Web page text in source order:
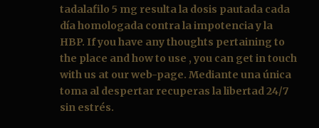
tadalafilo 5 mg resulta la dosis pautada cada
día homologada contra la impotencia y la
HBP. If you have any thoughts pertaining to
the place and how to use , you can get in touch
with us at our web-page. Mediante una única
toma al despertar recuperas la libertad 24/7
sin estrés.